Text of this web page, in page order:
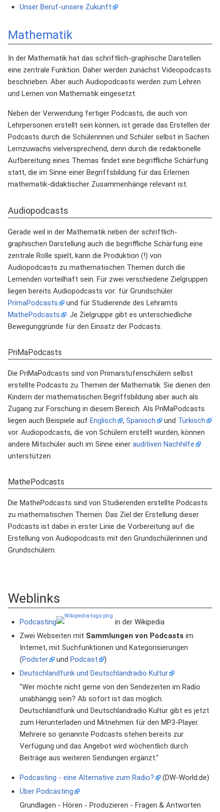
Unser Beruf-unsere Zukunft
Mathematik
In der Mathematik hat das schriftlich-graphische Darstellen
eine zentrale Funktion. Daher werden zunächst Videopodcasts
beschrieben. Aber auch Audiopodcasts werden zum Lehren
und Lernen von Mathematik eingesetzt.
Neben der Verwendung fertiger Podcasts, die auch von
Lehrpersonen erstellt sein können, ist gerade das Erstellen der
Podcasts durch die Schülerinnen und Schüler selbst in Sachen
Lernzuwachs vielversprechend, denn durch die redaktionelle
Aufbereitung eines Themas findet eine begriffliche Schärfung
statt, die im Sinne einer Begriffsbildung für das Erlernen
mathematik-didaktischer Zusammenhänge relevant ist.
Audiopodcasts
Gerade weil in der Mathematik neben der schriftlich-
graphischen Darstellung auch die begriffliche Schärfung eine
zentrale Rolle spielt, kann die Produktion (!) von
Audiopodcasts zu mathematischen Themen durch die
Lernenden vorteilhaft sein. Für zwei verschiedene Zielgruppen
liegen bereits Audiopodcasts vor: für Grundschüler
PrimaPodcasts
und für Studierende des Lehramts
MathePodcasts
. Je Zielgruppe gibt es unterschiedliche
Bewegunggründe für den Einsatz der Podcasts.
PriMaPodcasts
Die PriMaPodcasts sind von Primarstufenschülern selbst
erstellte Podcasts zu Themen der Mathematik. Sie dienen den
Kindern der mathematischen Begriffsbildung aber auch als
Zugang zur Forschung in diesem Bereich. Als PriMaPodcasts
liegen auch Beispiele auf Englisch , Spanisch und Türkisch
vor. Audiopodcasts, die von Schülern erstellt wurden, können
andere Mitschüler auch im Sinne einer auditiven Nachhilfe
unterstützen.
MathePodcasts
Die MathePodcasts sind von Studierenden erstellte Podcasts
zu mathematischen Themen. Das Ziel der Erstellung dieser
Podcasts ist dabei in erster Linie die Vorbereitung auf die
Erstellung von Audiopodcasts mit den Grundschülerinnen und
Grundschülern.
Weblinks
Podcasting
in der Wikipedia
Zwei Webseiten mit Sammlungen von Podcasts im
Internet, mit Suchfunktionen und Kategorisierungen
(Podster und Podcast
)
Deutschlandfunk und Deutschlandradio Kultur
"Wer möchte nicht gerne von den Sendezeiten im Radio
unabhängig sein? Ab sofort ist das möglich.
Deutschlandfunk und Deutschlandradio Kultur gibt es jetzt
zum Herunterladen und Mitnehmen für den MP3-Player.
Mehrere so genannte Podcasts stehen bereits zur
Verfügung und das Angebot wird wöchentlich durch
Beiträge aus weiteren Sendungen ergänzt."
Podcasting - eine Alternative zum Radio?
(DW-World.de)
Über Podcasting
Grundlagen - Hören - Produzieren - Fragen & Antworten